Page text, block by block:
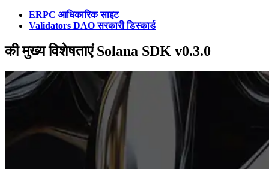
ERPC आधिकारिक साइट
Validators DAO सरकारी डिस्कार्ड
की मुख्य विशेषताएं Solana SDK v0.3.0